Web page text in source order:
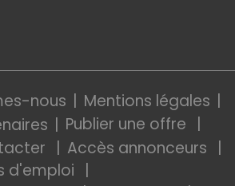
nous
Mentions légales
Publier une offre
Accès annonceurs
d'emploi